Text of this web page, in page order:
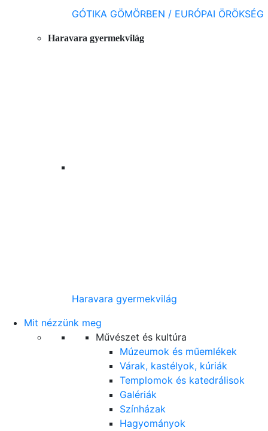
GÓTIKA GÖMÖRBEN / EURÓPAI ÖRÖKSÉG
Haravara gyermekvilág
Haravara gyermekvilág
Mit nézzünk meg
Művészet és kultúra
Múzeumok és műemlékek
Várak, kastélyok, kúriák
Templomok és katedrálisok
Galériák
Színházak
Hagyományok